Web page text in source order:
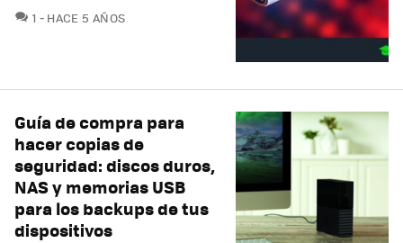
1 COMENTARIOS
HACE 5 AÑOS
Guía de compra para
hacer copias de
seguridad: discos duros,
NAS y memorias USB
para los backups de tus
dispositivos